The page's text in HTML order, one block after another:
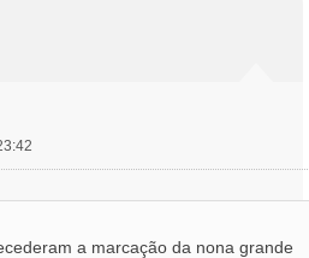
a marcação da nona grande